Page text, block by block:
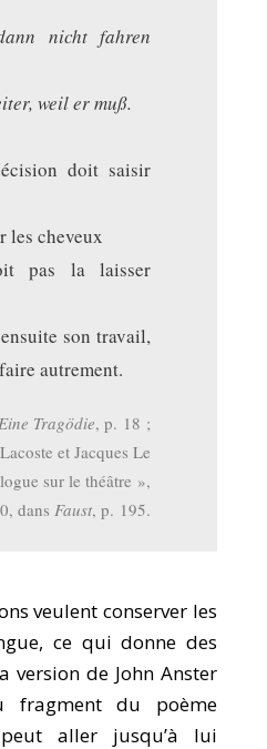
nicht fahren
weil er muß.
doit saisir
les cheveux
pas la laisser
son travail,
autrement.
Tragödie, p. 18 ;
et Jacques Le
sur le théâtre »,
dansFaust, p. 195.
veulent conserver les
ce qui donne des
version de John Anster
fragment du poème
aller jusqu’à lui